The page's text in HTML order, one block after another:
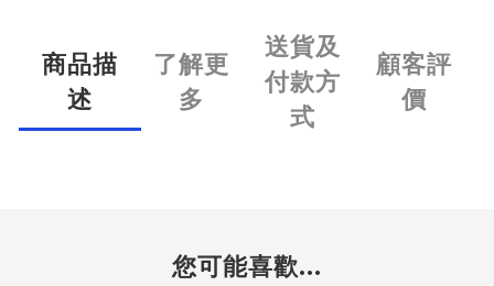
商品描
述
了解更
多
送貨及
付款方
式
顧客評
價
您可能喜歡...